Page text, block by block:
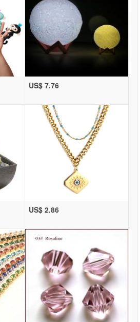
US$ 7.76
US$ 2.86